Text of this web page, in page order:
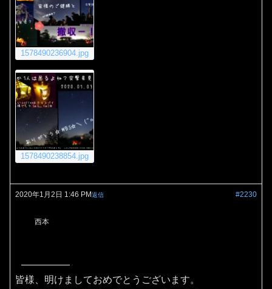
1578490236904.jpg
1578490238854.jpg
2020年1月2日 1:46 PM #2230
返信
西本
皆様、明けましておめでとうございます。